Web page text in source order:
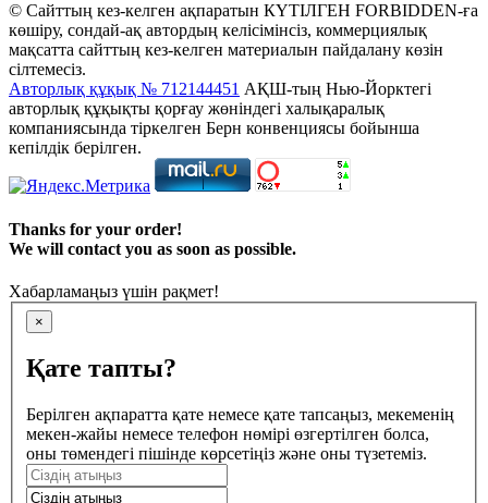
© Сайттың кез-келген ақпаратын КҮТІЛГЕН FORBIDDEN-ға
көшіру, сондай-ақ автордың келісімінсіз, коммерциялық
мақсатта сайттың кез-келген материалын пайдалану көзін
сілтемесіз.
Авторлық құқық № 712144451 АҚШ-тың Нью-Йорктегі
авторлық құқықты қорғау жөніндегі халықаралық
компаниясында тіркелген Берн конвенциясы бойынша
кепілдік берілген.
Thanks for your order!
We will contact you as soon as possible.
Хабарламаңыз үшін рақмет!
×
Қате тапты?
Берілген ақпаратта қате немесе қате тапсаңыз, мекеменің
мекен-жайы немесе телефон нөмірі өзгертілген болса,
оны төмендегі пішінде көрсетіңіз және оны түзетеміз.